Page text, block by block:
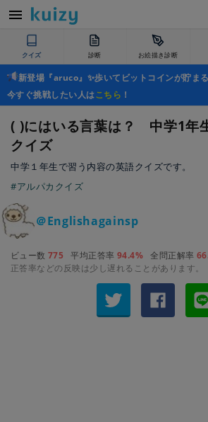
クイズ 診断 お絵描き診断
新登場『aruco』✨歩いてビットコインが貯ま
今すぐ挑戦したい人はこちら ！
( )にはいる言葉は？ 中学1年
クイズ
中学１年生で習う内容の英語クイズです。
#アルパカクイズ
＠Englishagainsp
ビュー数 775 平均正答率 94.4% 全問正解率
正答率などの反映は少し遅れることがあります。